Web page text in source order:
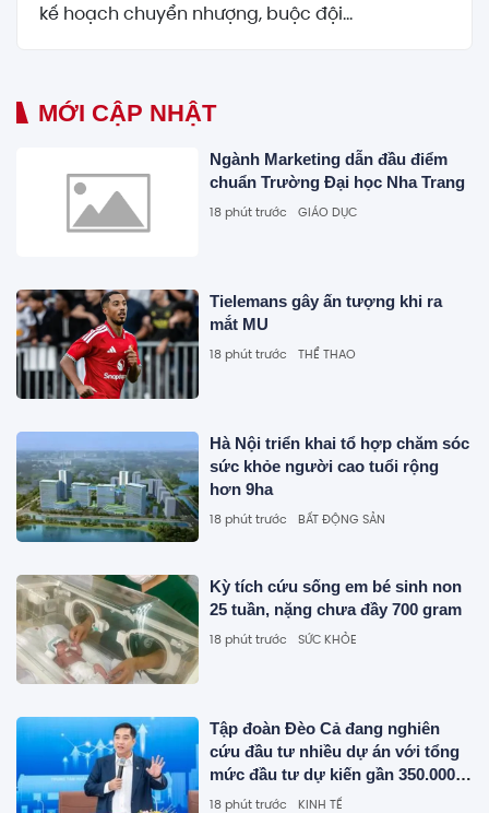
kế hoạch chuyển nhượng, buộc đội...
MỚI CẬP NHẬT
Ngành Marketing dẫn đầu điểm
chuẩn Trường Đại học Nha Trang
18 phút trước GIÁO DỤC
Tielemans gây ấn tượng khi ra
mắt MU
18 phút trước THỂ THAO
Hà Nội triển khai tổ hợp chăm sóc
sức khỏe người cao tuổi rộng
hơn 9ha
18 phút trước BẤT ĐỘNG SẢN
Kỳ tích cứu sống em bé sinh non
25 tuần, nặng chưa đầy 700 gram
18 phút trước SỨC KHỎE
Tập đoàn Đèo Cả đang nghiên
cứu đầu tư nhiều dự án với tổng
mức đầu tư dự kiến gần 350.000
tỷ đồng
18 phút trước KINH TẾ